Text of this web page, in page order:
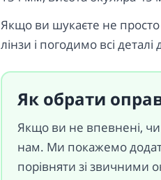
Якщо ви шукаєте не
лінзи і погодимо всі
Як обрати
Якщо ви не впевнені, чи
нам. Ми покажемо
порівняти зі звичними